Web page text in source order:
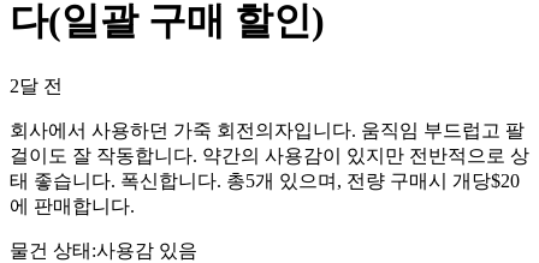
다(일괄 구매 할인)
2달 전
회사에서 사용하던 가죽 회전의자입니다. 움직임 부드럽고 팔
걸이도 잘 작동합니다. 약간의 사용감이 있지만 전반적으로 상
태 좋습니다. 폭신합니다. 총5개 있으며, 전량 구매시 개당$20
에 판매합니다.
물건 상태 :사용감 있음